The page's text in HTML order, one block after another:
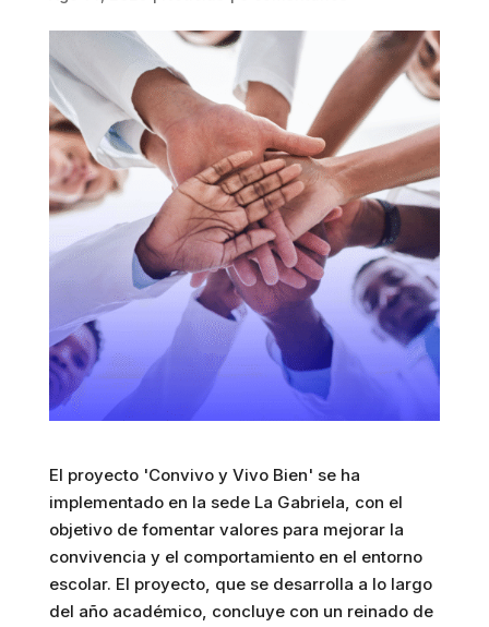
El proyecto 'Convivo y Vivo Bien' se ha
implementado en la sede La Gabriela, con el
objetivo de fomentar valores para mejorar la
convivencia y el comportamiento en el entorno
escolar. El proyecto, que se desarrolla a lo largo
del año académico, concluye con un reinado de